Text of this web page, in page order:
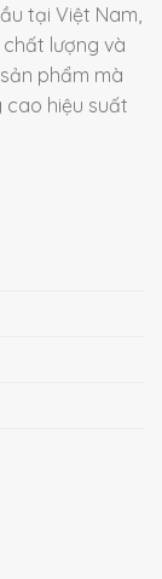
tại Việt Nam,
lượng và
phẩm mà
cao hiệu suất